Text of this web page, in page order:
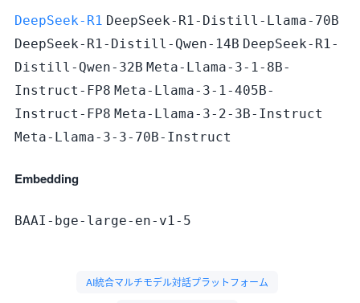
DeepSeek-R1 DeepSeek-R1-Distill-Llama-70B
DeepSeek-R1-Distill-Qwen-14B DeepSeek-R1-
Distill-Qwen-32B Meta-Llama-3-1-8B-
Instruct-FP8 Meta-Llama-3-1-405B-
Instruct-FP8 Meta-Llama-3-2-3B-Instruct
Meta-Llama-3-3-70B-Instruct
Embedding
BAAI-bge-large-en-v1-5
AI統合マルチモデル対話プラットフォーム